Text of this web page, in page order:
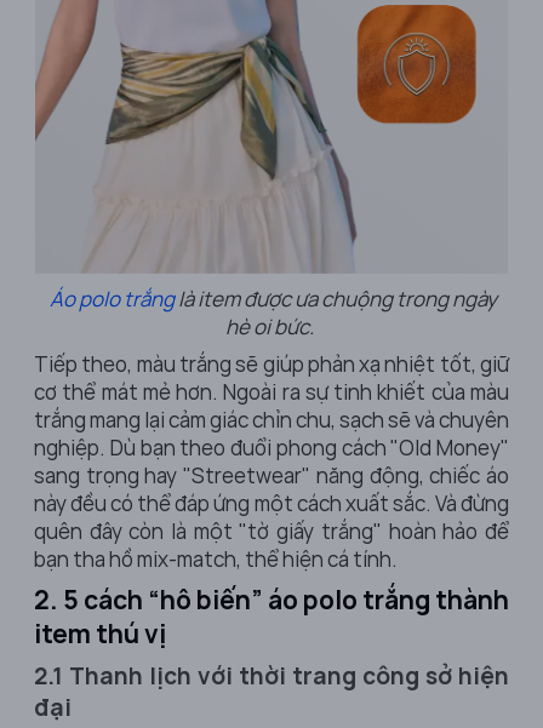
Áo polo trắnglà item được ưa chuộng trong ngày
hè oi bức.
Tiếp theo, màu trắng sẽ giúp phản xạ nhiệt tốt, giữ
cơ thể mát mẻ hơn. Ngoài ra sự tinh khiết của màu
trắng mang lại cảm giác chỉn chu, sạch sẽ và chuyên
nghiệp. Dù bạn theo đuổi phong cách "Old Money"
sang trọng hay "Streetwear" năng động, chiếc áo
này đều có thể đáp ứng một cách xuất sắc. Và đừng
quên đây còn là một "tờ giấy trắng" hoàn hảo để
bạn tha hồ mix-match, thể hiện cá tính.
2. 5 cách “hô biến” áo polo trắng thành
item thú vị
2.1 Thanh lịch với thời trang công sở hiện
đại